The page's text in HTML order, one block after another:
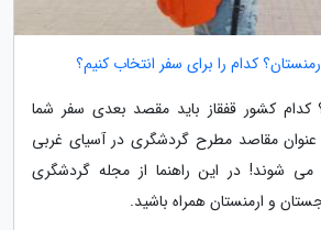
کدام را برای سفر انتخاب کنیم؟
کدام کشور قفقاز باید مقصد بعدی سفر شما
مقاصد مطرح گردشگری در آسیای غربی
شوند! در این راهنما از مجله گردشگری
و ارمنستان همراه باشید.